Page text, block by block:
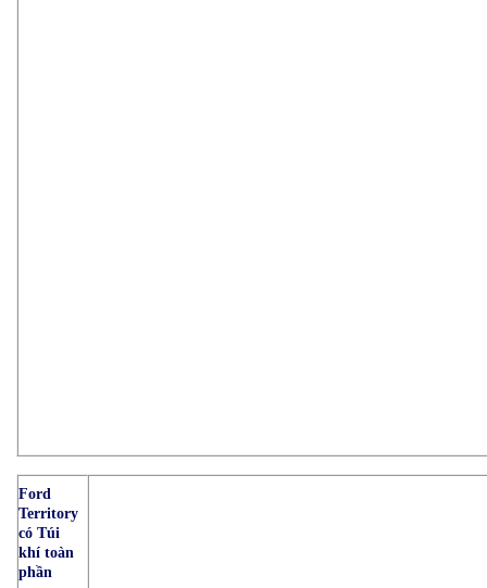
Ford
Territory
có Túi
khí toàn
phần